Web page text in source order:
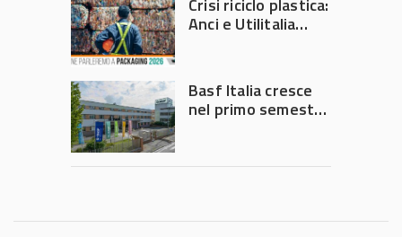
Crisi riciclo plastica:
Anci e Utilitalia
Governo
Basf Italia cresce
nel primo semestre